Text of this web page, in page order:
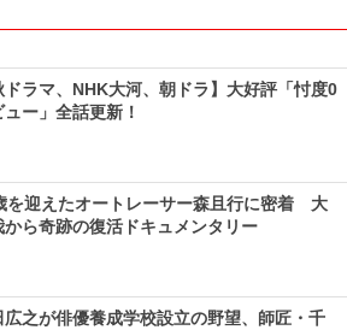
ドラマ、NHK大河、朝ドラ】大好評「忖度0
ュー」全話更新！
を迎えたオートレーサー森且行に密着 大
から奇跡の復活ドキュメンタリー
広之が俳優養成学校設立の野望、師匠・千